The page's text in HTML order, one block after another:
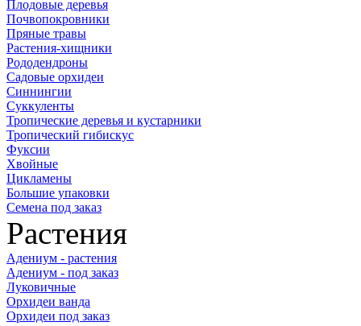
Плодовые деревья
Почвопокровники
Пряные травы
Растения-хищники
Рододендроны
Садовые орхидеи
Синнингии
Суккуленты
Тропические деревья и кустарники
Тропический гибискус
Фуксии
Хвойные
Цикламены
Большие упаковки
Семена под заказ
Растения
Адениум - растения
Адениум - под заказ
Луковичные
Орхидеи ванда
Орхидеи под заказ